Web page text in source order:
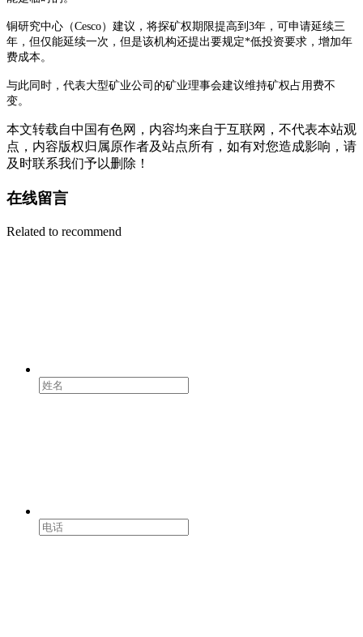
铜研究中心（Cesco）建议，将探矿权期限提高到3年，可申请延续三
年，但仅能延续一次，但是该机构还提出要规定*低投资要求，增加年
费成本。
与此同时，代表大型矿业公司的矿业理事会建议维持矿权占用费不
变。
本文转载自中国有色网，内容均来自于互联网，不代表本站观
点，内容版权归属原作者及站点所有，如有对您造成影响，请
及时联系我们予以删除！
在线留言
Related to recommend